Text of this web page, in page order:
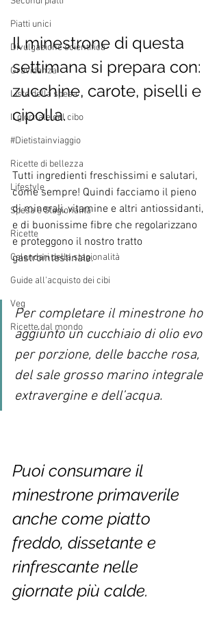
Piatti unici
Divulgazione scientifica
Gravidanza
Liste della spesa
Il giornale del cibo
#Dietistainviaggio
Ricette di bellezza
Lifestyle
Spesa e Stagionalità
Ricette
Calendari della stagionalità
Guide all'acquisto dei cibi
Veg
Ricette dal mondo
Il minestrone di questa
settimana si prepara con:
zucchine, carote, piselli e
cipolla.
Tutti ingredienti freschissimi e salutari,
come sempre! Quindi facciamo il pieno
di minerali, vitamine e altri antiossidanti,
e di buonissime fibre che regolarizzano
e proteggono il nostro tratto
gastrointestinale.
Per completare il minestrone ho
aggiunto un cucchiaio di olio evo
per porzione, delle bacche rosa,
del sale grosso marino integrale
extravergine e dell’acqua.
Puoi consumare il
minestrone primaverile
anche come piatto
freddo, dissetante e
rinfrescante nelle
giornate più calde.